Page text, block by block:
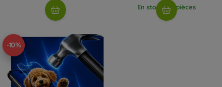
En stock > 5 pièces
-10%